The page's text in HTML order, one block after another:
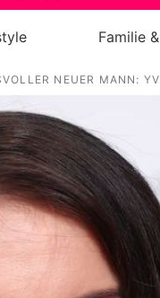
Familie
NEUER MANN: